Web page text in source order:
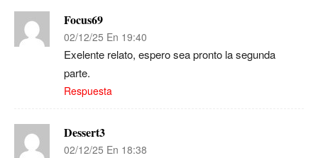
Focus69
02/12/25 En 19:40
Exelente relato, espero sea pronto la segunda
parte.
Respuesta
Dessert3
02/12/25 En 18:38